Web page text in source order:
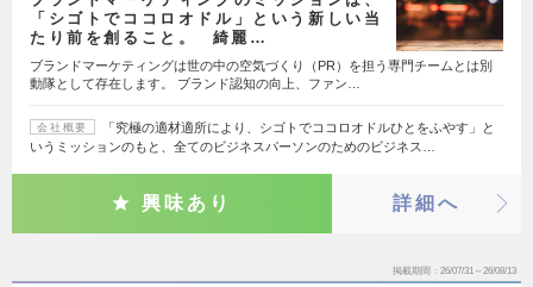
「シゴトでココロオドル」という新しい当
たり前を創ること。 綺麗…
ブランドマーケティングは世の中の空気づくり（PR）を担う専門チームとは別
動隊として存在します。 ブランド認知の向上、ファン…
会社概要
「究極の適材適所により、シゴトでココロオドルひとをふやす」と
いうミッションのもと、全てのビジネスパーソンのためのビジネス…
興味あり 詳細へ
掲載期間 26/07/31～26/08/13